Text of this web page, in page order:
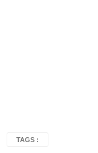
TAGS :